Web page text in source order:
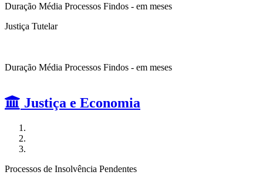
Duração Média Processos Findos - em meses
Justiça Tutelar
Duração Média Processos Findos - em meses
Justiça e Economia
Processos de Insolvência Pendentes